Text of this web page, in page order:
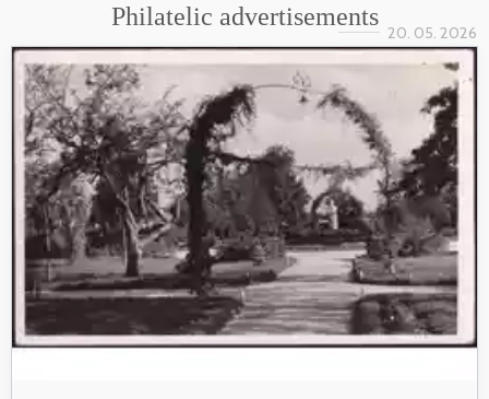
Philatelic advertisements
20. 05. 2026